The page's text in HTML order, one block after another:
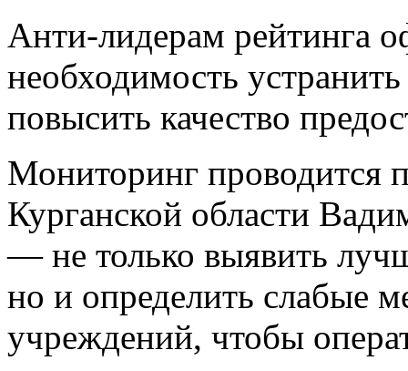
Анти‑лидерам рейтинга
необходимость
повысить качество
Мониторинг проводится
Курганской области
— не только выявить
но и определить слабые
учреждений, чтобы